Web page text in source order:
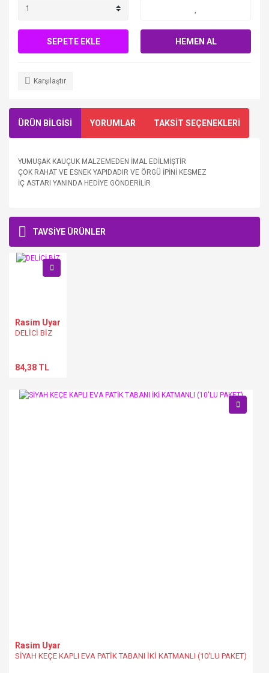
SEPETE EKLE HEMEN AL
Karşılaştır
ÜRÜN BİLGİSİ YORUMLAR TAKSİT SEÇENEKLERİ
YUMUŞAK KAUÇUK MALZEMEDEN İMAL EDİLMİŞTİR
ÇOK RAHAT VE ESNEK YAPIDADIR VE ÖRGÜ İPİNİ KESMEZ
İÇ ASTARI YANINDA HEDİYE GÖNDERİLİR
Bu ürüne ilk yorumu siz yapın!
TAVSİYE ÜRÜNLER
Rasim Uyar
DELİCİ BİZ
84,38 TL
Rasim Uyar
SİYAH KEÇE KAPLI EVA PATİK TABANI İKİ KATMANLI (10'LU PAKET)